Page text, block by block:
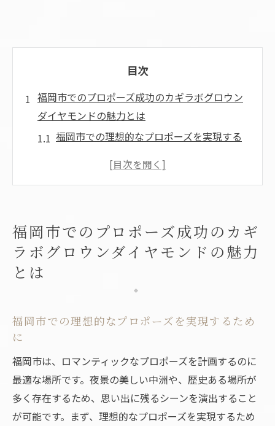
目次
福岡市でのプロポーズ成功のカギラボグロウン
ダイヤモンドの魅力とは
福岡市での理想的なプロポーズを実現する
ラボグロウンダイヤモンドの選び方とその
ヤモンドの魅力
エコフレンドリーな選択で輝く愛の形を
ラボグロウンダイヤモンドで永遠の愛を誓
福岡市の夜景と共に魅力的なプロポーズを
プロポーズ計画に欠かせない場所選び
ロマンティックな雰囲気を演出するための
アイデア
福岡市でのプロポーズ成功のカギ
ラボグロウンダイヤモンドの魅力
とは
福岡市での理想的なプロポーズを実現するため
に
福岡市は、ロマンティックなプロポーズを計画するのに
最適な場所です。夜景の美しい中洲や、歴史ある場所が
多く存在するため、思い出に残るシーンを演出すること
が可能です。まず、理想的なプロポーズを実現するため